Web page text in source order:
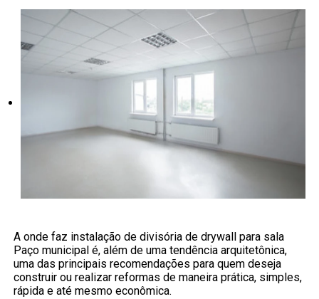
A onde faz instalação de divisória de drywall para sala
Paço municipal é, além de uma tendência arquitetônica,
uma das principais recomendações para quem deseja
construir ou realizar reformas de maneira prática, simples,
rápida e até mesmo econômica.